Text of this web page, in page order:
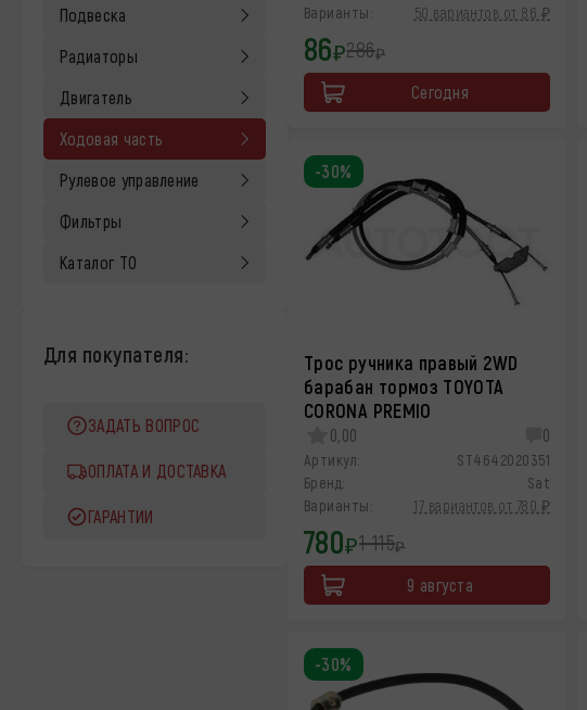
Подвеска
Радиаторы
Двигатель
Ходовая часть
Рулевое управление
Фильтры
Каталог ТО
Для покупателя:
ЗАДАТЬ ВОПРОС
ОПЛАТА И ДОСТАВКА
ГАРАНТИИ
Варианты:
50 вариантов от 86 ₽
86₽286₽
Сегодня
Трос ручника правый 2WD
барабан тормоз TOYOTA
CORONA PREMIO
0,00 0
Артикул:
ST4642020351
Бренд:
Sat
Варианты:
17 вариантов от 780 ₽
780₽1 115₽
9 августа
-30%
-30%